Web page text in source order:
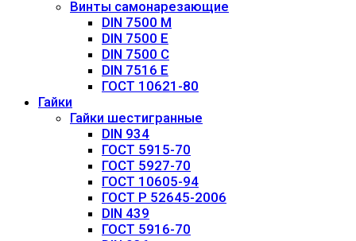
Винты самонарезающие
DIN 7500 М
DIN 7500 Е
DIN 7500 С
DIN 7516 E
ГОСТ 10621-80
Гайки
Гайки шестигранные
DIN 934
ГОСТ 5915-70
ГОСТ 5927-70
ГОСТ 10605-94
ГОСТ Р 52645-2006
DIN 439
ГОСТ 5916-70